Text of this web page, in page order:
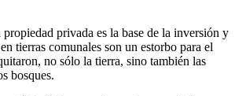
privada es la base de la inversión y
tierras comunales son un estorbo para el
no sólo la tierra, sino también las
bosques.